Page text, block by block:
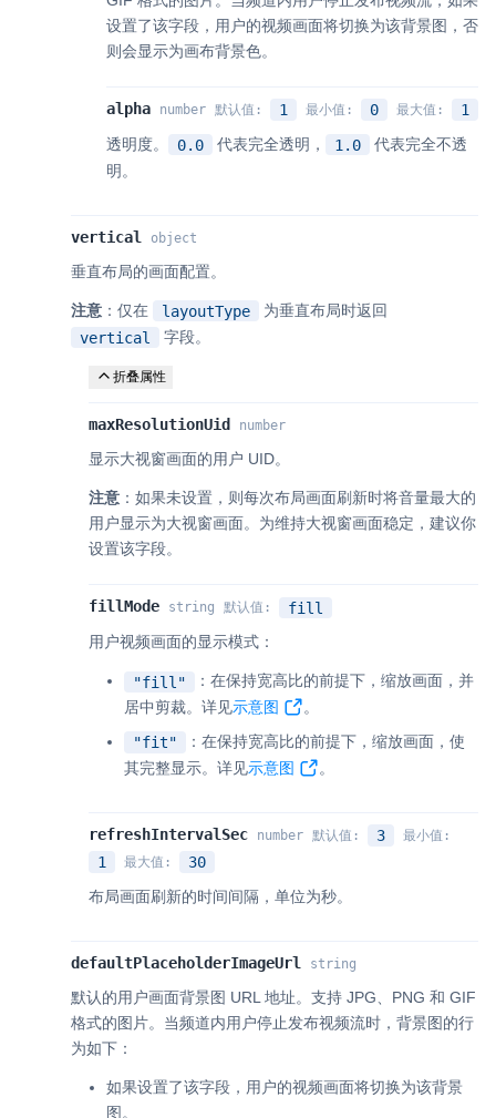
设置了该字段，用户的视频画面将切换为该背景图，否
则会显示为画布背景色。
alpha number 默认值 : 1 最小值 : 0 最大值 :
1
透明度。
0.0 代表完全透明， 1.0
代表完全不透
明。
vertical object
垂直布局的画面配置。
注意 ：仅在 layoutType
为垂直布局时返回
vertical
字段。
折叠属性
maxResolutionUid number
显示大视窗画面的用户 UID。
注意 ：如果未设置，则每次布局画面刷新时将音量最大的
用户显示为大视窗画面。为维持大视窗画面稳定，建议你
设置该字段。
fillMode string 默认值 :
fill
用户视频画面的显示模式：
"fill"
：在保持宽高比的前提下，缩放画面，并
居中剪裁。详见示意图
。
"fit"
：在保持宽高比的前提下，缩放画面，使
其完整显示。详见示意图 。
refreshIntervalSec number 默认值 : 3 最小值 :
1 最大值 :
30
布局画面刷新的时间间隔，单位为秒。
defaultPlaceholderImageUrl string
默认的用户画面背景图 URL 地址。支持 JPG、PNG 和 GIF
格式的图片。当频道内用户停止发布视频流时，背景图的行
为如下：
如果设置了该字段，用户的视频画面将切换为该背景
图。